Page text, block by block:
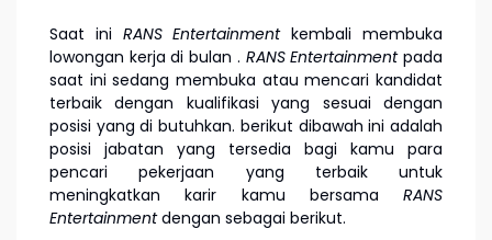
Saat ini RANS Entertainmentkembali membuka
lowongan kerja di bulan . RANS Entertainmentpada
saat ini sedang membuka atau mencari kandidat
terbaik dengan kualifikasi yang sesuai dengan
posisi yang di butuhkan. berikut dibawah ini adalah
posisi jabatan yang tersedia bagi kamu para
pencari pekerjaan yang terbaik untuk
meningkatkan karir kamu bersama RANS
Entertainmentdengan sebagai berikut.